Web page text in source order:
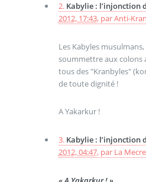
2. Kabylie : l’injonction
2012, 17:43, parAnti-
Les Kabyles
soummettre aux colons
tous des "Kranbyles"
de toute dignité !
A Yakarkur !
3. Kabylie : l’injonction
2012, 04:47, par La